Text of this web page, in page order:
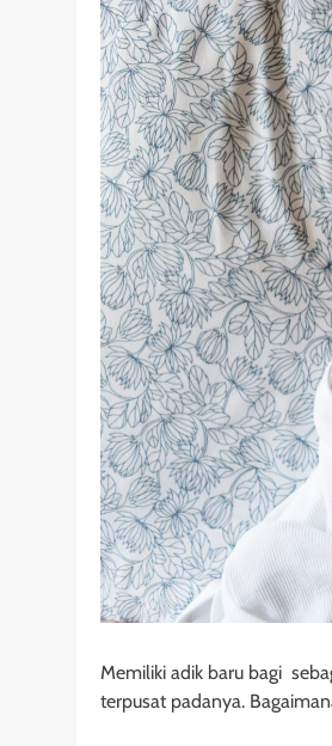
Memiliki adik baru bagi
terpusat padanya.